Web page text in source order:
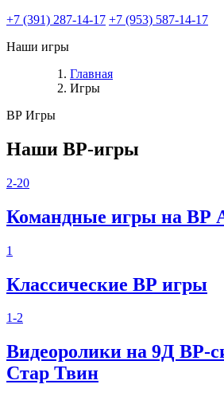
+7 (391) 287-14-17 +7 (953) 587-14-17
Наши игры
Главная
Игры
ВР Игры
Наши ВР-игры
2-20
Командные игры на ВР
1
Классические ВР игры
1-2
Видеоролики на 9Д ВР-
Стар Твин